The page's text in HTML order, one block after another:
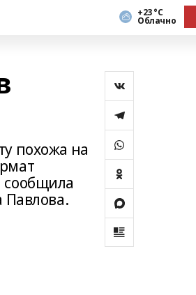
+23 °С
Облачно
похожа на
Павлова.